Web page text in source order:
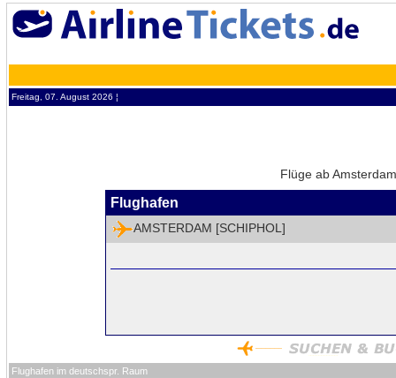
Freitag, 07. August 2026 ¦
Flüge ab
Flughafen
AMSTERDAM [SCHIPHOL]
Flughafen im deutschspr. Raum